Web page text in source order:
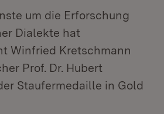
um die Erforschung
Dialekte hat
Winfried Kretschmann
Prof. Dr. Hubert
Staufermedaille in Gold